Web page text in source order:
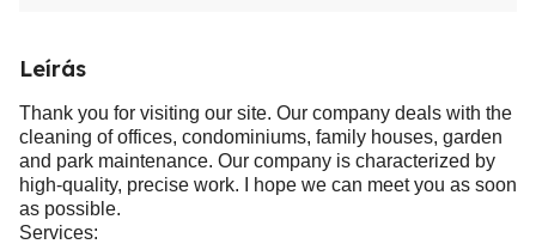
Leírás
Thank you for visiting our site. Our company deals with the
cleaning of offices, condominiums, family houses, garden
and park maintenance. Our company is characterized by
high-quality, precise work. I hope we can meet you as soon
as possible.
Services: